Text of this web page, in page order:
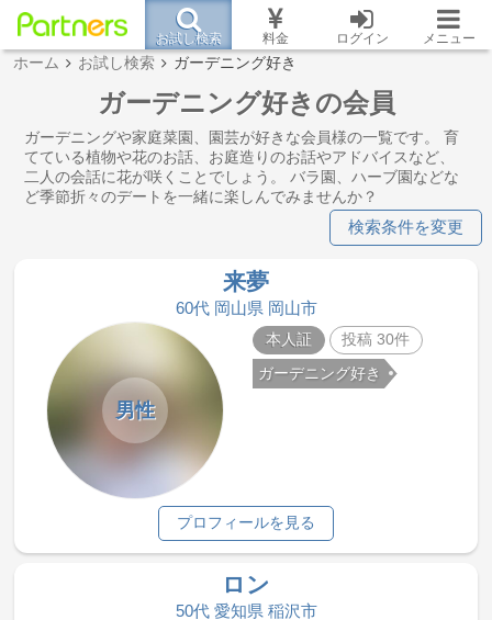
お試し検索 料金 ログイン メニュー
ホーム お試し検索 ガーデニング好き
ガーデニング好きの会員
ガーデニングや家庭菜園、園芸が好きな会員様の一覧です。 育
てている植物や花のお話、お庭造りのお話やアドバイスなど、
二人の会話に花が咲くことでしょう。 バラ園、ハーブ園などな
ど季節折々のデートを一緒に楽しんでみませんか？
検索条件を変更
来夢
60代 岡山県 岡山市
男性
本人証 投稿 30件
ガーデニング好き
プロフィールを見る
ロン
50代 愛知県 稲沢市